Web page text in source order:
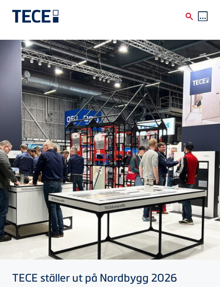
Skip to main content
TECE ställer ut på Nordbygg 2026